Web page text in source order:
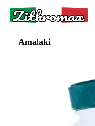
Zithromax
Amalaki